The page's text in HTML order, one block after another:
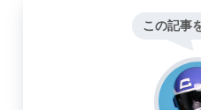
この記事